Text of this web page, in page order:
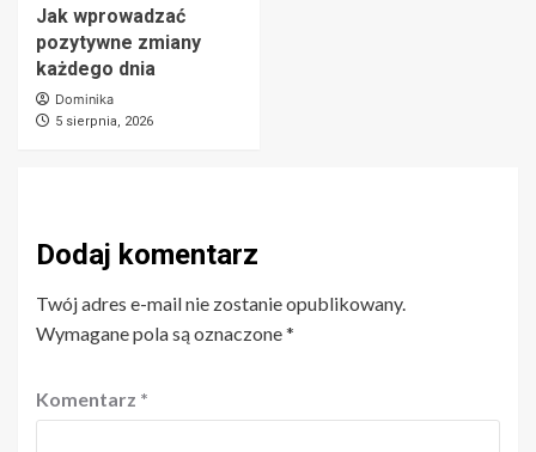
Jak wprowadzać
pozytywne zmiany
każdego dnia
Dominika
5 sierpnia, 2026
Dodaj komentarz
Twój adres e-mail nie zostanie opublikowany.
Wymagane pola są oznaczone*
Komentarz *